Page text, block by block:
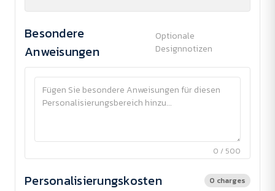
Besondere
Anweisungen
Optionale
Designnotizen
0 / 500
Personalisierungskosten 0 charges